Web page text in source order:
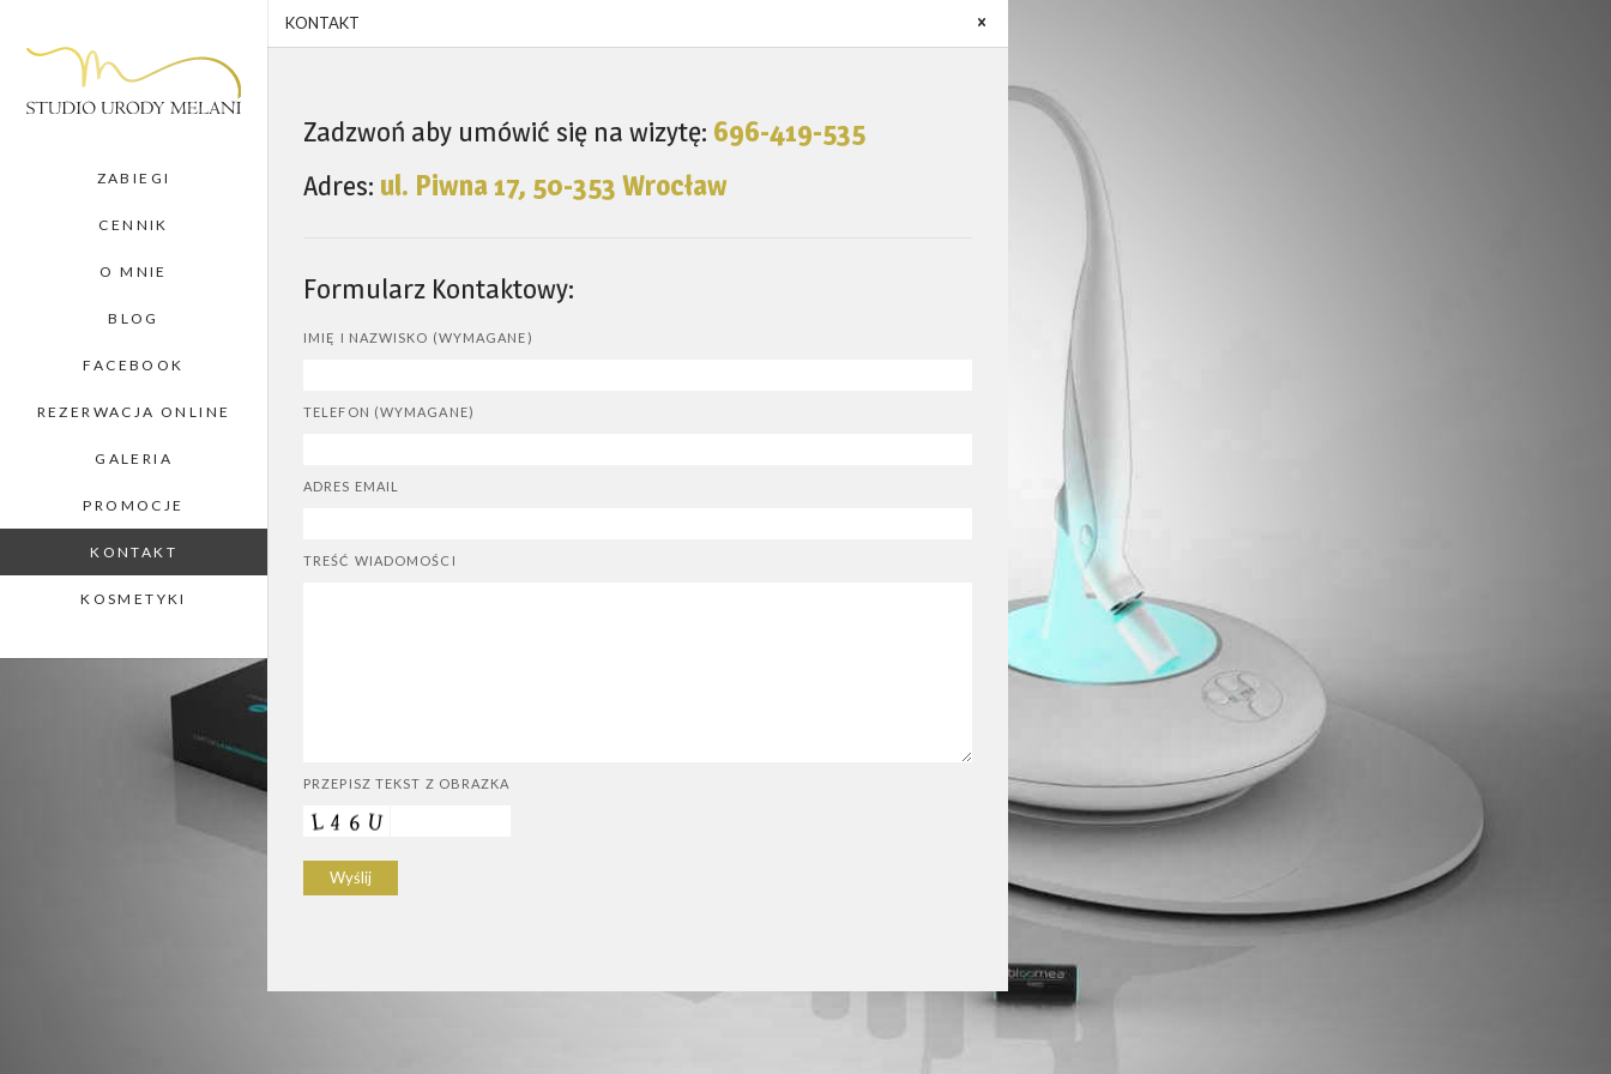
ZABIEGI
CENNIK
O MNIE
BLOG
FACEBOOK
REZERWACJA ONLINE
GALERIA
PROMOCJE
KONTAKT
KOSMETYKI
KONTAKT
Zadzwoń aby umówić się na wizytę: 696-419-535
Adres: ul. Piwna 17, 50-353 Wrocław
Formularz Kontaktowy:
IMIĘ I NAZWISKO (WYMAGANE)
TELEFON (WYMAGANE)
ADRES EMAIL
TREŚĆ WIADOMOŚCI
PRZEPISZ TEKST Z OBRAZKA